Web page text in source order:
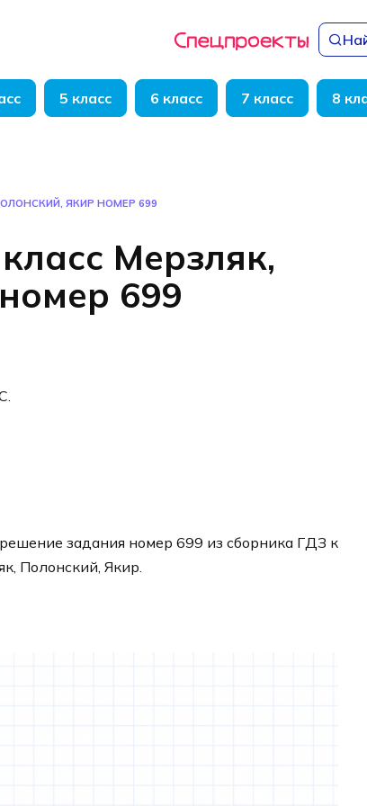
5 класс 6 класс 7 класс 8
ЯКИР НОМЕР 699
Мерзляк,
699
задания номер 699 из сборника ГДЗ к
Полонский, Якир.